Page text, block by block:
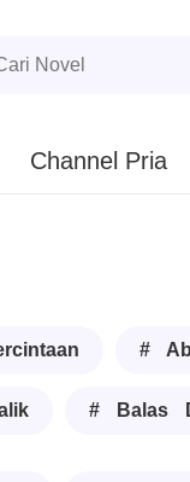
Channel Pria
#
# Balas